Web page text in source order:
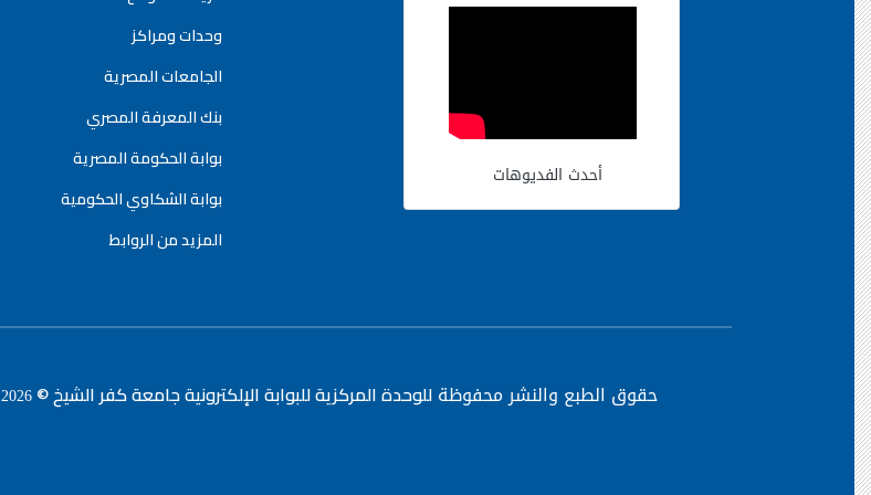
أحدث الفديوهات
وحدات ومراكز
الجامعات المصرية
بنك المعرفة المصري
بوابة الحكومة المصرية
بوابة الشكاوي الحكومية
المزيد من الروابط
حقوق الطبع والنشر محفوظةللوحدة المركزية للبوابة الإلكترونية جامعة كفر الشيخ ©2026